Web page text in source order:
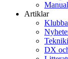
Artiklar
DX